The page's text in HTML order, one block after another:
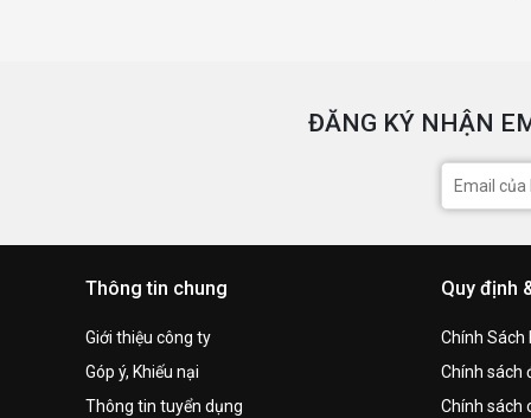
ĐĂNG KÝ NHẬN
Thông tin chung
Giới thiệu công ty
Góp ý, Khiếu nại
Thông tin tuyển dụng
Quy định
Chính Sách
Chính sách
Chính sách